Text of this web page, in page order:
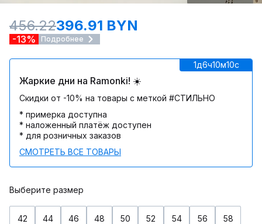
456.22396.91 BYN
-13% Подробнее
1д6ч10м10c
Жаркие дни на Ramonki! ☀️
Скидки от -10% на товары с меткой #СТИЛЬНО
* примерка доступна
* наложенный платёж доступен
* для розничных заказов
СМОТРЕТЬ ВСЕ ТОВАРЫ
Выберите размер
42 44 46 48 50 52 54 56 58